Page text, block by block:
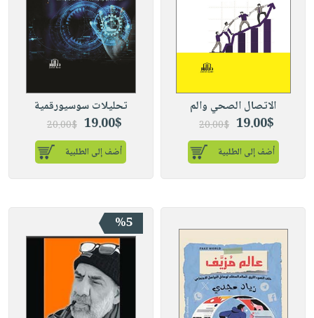
الاتصال الصحي والم
19.00$
20.00$
أضف إلى الطلبية
تحليلات سوسيورقمية
19.00$
20.00$
أضف إلى الطلبية
%5